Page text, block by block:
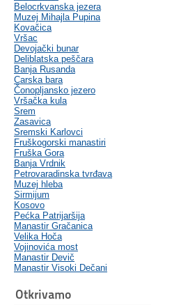
Belocrkvanska jezera
Muzej Mihajla Pupina
Kovačica
Vršac
Devojački bunar
Deliblatska peščara
Banja Rusanda
Carska bara
Čonopljansko jezero
Vršačka kula
Srem
Zasavica
Sremski Karlovci
Fruškogorski manastiri
Fruška Gora
Banja Vrdnik
Petrovaradinska tvrđava
Muzej hleba
Sirmijum
Kosovo
Pećka Patrijaršija
Manastir Gračanica
Velika Hoča
Vojinovića most
Manastir Devič
Manastir Visoki Dečani
Otkrivamo